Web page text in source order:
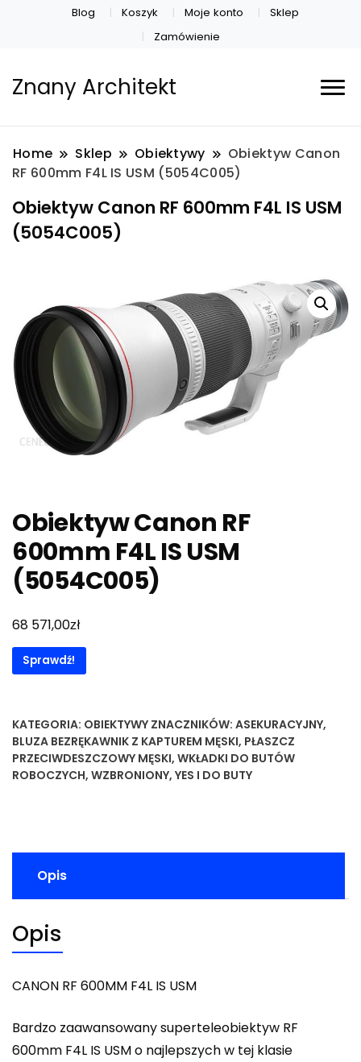
Blog Koszyk Moje konto
Sklep
Zamówienie
Znany Architekt
Home Sklep Obiektywy
Obiektyw Canon
RF 600mm F4L IS USM (5054C005)
Obiektyw Canon RF 600mm F4L IS USM
(5054C005)
Obiektyw Canon RF
600mm F4L IS USM
(5054C005)
68 571,00zł
Sprawdź!
KATEGORIA: OBIEKTYWY ZNACZNIKÓW: ASEKURACYJNY,
BLUZA BEZRĘKAWNIK Z KAPTUREM MĘSKI, PŁASZCZ
PRZECIWDESZCZOWY MĘSKI, WKŁADKI DO BUTÓW
ROBOCZYCH, WZBRONIONY, YES I DO BUTY
Opis
Opis
CANON RF 600MM F4L IS USM
Bardzo zaawansowany superteleobiektyw RF
600mm F4L IS USM o najlepszych w tej klasie